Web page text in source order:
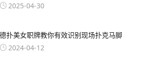
2025-04-30
德扑美女职牌教你有效识别现场扑克马脚
2024-04-12